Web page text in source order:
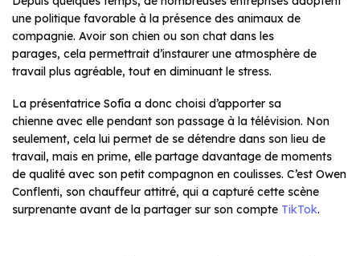
une politique favorable à la présence des animaux de
compagnie. Avoir son chien ou son chat dans les
parages, cela permettrait d’instaurer une atmosphère de
travail plus agréable, tout en diminuant le stress.
La présentatrice Sofía a donc choisi d’apporter sa
chienne avec elle pendant son passage à la télévision. Non
seulement, cela lui permet de se détendre dans son lieu de
travail, mais en prime, elle partage davantage de moments
de qualité avec son petit compagnon en coulisses. C’est Owen
Conflenti, son chauffeur attitré, qui a capturé cette scène
surprenante avant de la partager sur son compte TikTok.